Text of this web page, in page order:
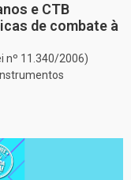
e CTB
de combate à
nº 11.340/2006)